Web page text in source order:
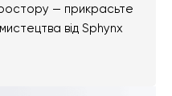
— прикрасьте
від Sphynx